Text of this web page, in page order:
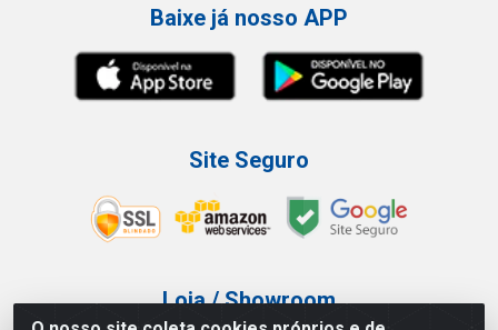
Baixe já nosso APP
Site Seguro
Loja / Showroom